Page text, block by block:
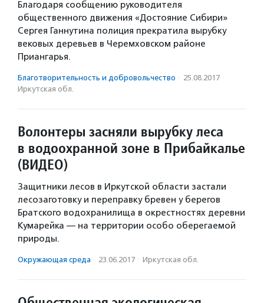
Благодаря сообщению руководителя
общественного движения «Достояние Сибири»
Сергея Ганнутина полиция прекратила вырубку
вековых деревьев в Черемховском районе
Приангарья.
Благотвори­тель­ность и доброволь­чест­во · 25.08.2017 ·
Иркутская обл.
Волонтеры засняли вырубку леса
в водоохранной зоне в Прибайкалье
(ВИДЕО)
Защитники лесов в Иркутской области застали
лесозаготовку и переправку бревен у берегов
Братского водохранилища в окрестностях деревни
Кумарейка — на территории особо оберегаемой
природы.
Окружающая среда · 23.06.2017 · Иркутская обл.